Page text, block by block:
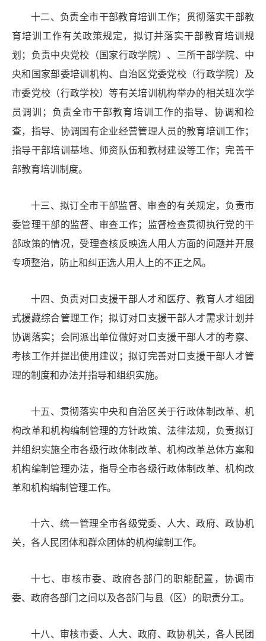
十二、 负责全市干部教育培训工作； 贯彻落实干部教
育培训 工作有关政策规定， 拟订并落实干部教育培训规
划； 负责中央党校（国家行政学院）、三所干部学院、中
央和 国家部委培训机构、自治区党委党校（行政学院） 及
市委党校（行政学校）等有关培训机构举办的相关班次学
员调训；负责全市干部教育培训工作的指导、协调和检
查，指导、协调国有企业经营管理人员的教育培训工作；
指导干部培训基地、师资队伍和教材建设等工作；完善干
部教育培训制度。
十三 、拟订全市干部监督、审查的有关规定，负责市
委管理干部的监督、审查工作；监督检查贯彻执行党的干
部政策的情况，受理查核反映选人用人方面的问题并开展
专项整治，防止和纠正选人用人上的不正之风。
十四 、 负责对口支援干部人才和医疗、教育人才组团
式援藏综合管理工作；拟订对口支援干部人才需求计划并
协调落实；会同派出单位做好对口支援干部人才的考察、
考核工作并提出使用建议；拟订完善对口支援干部人才管
理的制度和办法并指导和组织实施。
十五 、 贯彻落实中央和自治区关于行政体制改革、机
构改革和机构编制管理的方针政策、法律法规，负责拟订
并组织实施全市各级行政体制 改革、机构改革总体方案和
机构编制管理办法，指导全市各级行政体制改革、机构改
革和机构编制管理工作。
十六、统一管理全市各级党委、人大、政府、政协机
关，各人民团体和群众团体的机构编制工作。
十七、 审核市委、政府各部门的职能配置，协调市
委、政府各部门之间以及各部门与县（区）的职责分工。
十八 、 审核市委、人大、政府、政协机关，各人民团